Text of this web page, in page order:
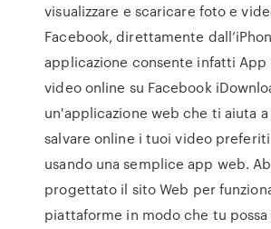
visualizzare e scaricare foto e
Facebook, direttamente
applicazione consente infatti App
video online su Facebook
un'applicazione web che ti aiuta
salvare online i tuoi video
usando una semplice app web.
progettato il sito Web per
piattaforme in modo che tu